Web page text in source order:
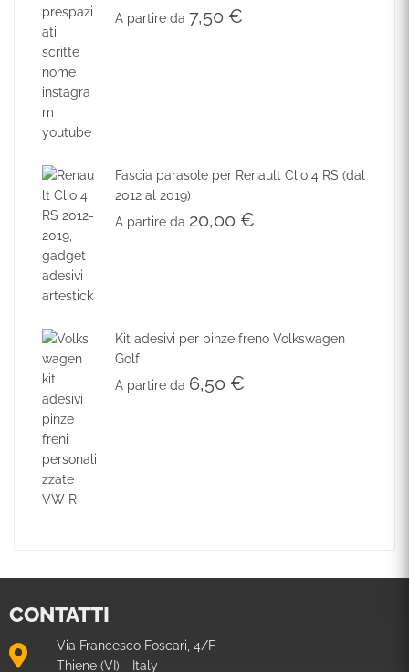
A partire da 7,50 €
Fascia parasole per Renault Clio 4 RS (dal
2012 al 2019)
A partire da 20,00 €
Kit adesivi per pinze freno Volkswagen
Golf
A partire da 6,50 €
CONTATTI
Via Francesco Foscari, 4/F
Thiene (VI) - Italy